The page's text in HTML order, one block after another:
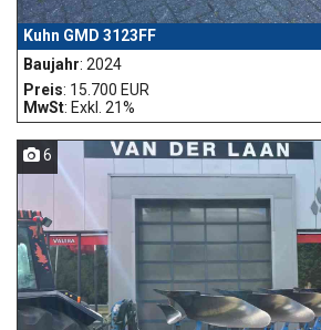
Kuhn GMD 3123FF
Baujahr: 2024
Preis: 15.700 EUR
MwSt: Exkl. 21%
6